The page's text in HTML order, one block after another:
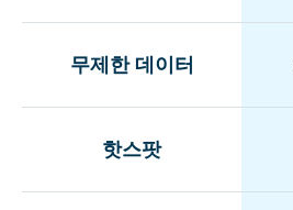
지브롤터
과들루프섬
무제한 데이터
핫스팟